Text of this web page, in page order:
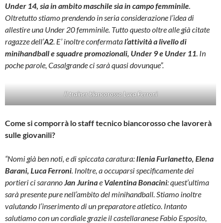
Under 14, sia in ambito maschile sia in campo femminile
Oltretutto stiamo prendendo in seria considerazione l’idea di
allestire una Under 20 femminile. Tutto questo oltre alle già citate
ragazze dell’A2 . E’ inoltre confermatal’attività a livello di
minihandball e squadre promozionali, Under 9 e Under 11 . In
poche parole, Casalgrande ci sarà quasi dovunque”.
Il trainer biancorosso Luca Ferroni
Come si comporrà lo staff tecnico biancorosso che lavorerà
sulle giovanili?
“Nomi già ben noti, e di spiccata caratura: Ilenia Furlanetto, Elena
Barani, Luca Ferroni . Inoltre, a occuparsi specificamente dei
portieri ci saranno Jan Jurinae Valentina Bonacini: quest’ultima
sarà presente pure nell’ambito del minihandball. Stiamo inoltre
valutando l’inserimento di un preparatore atletico. Intanto
salutiamo con un cordiale grazie il castellaranese Fabio Esposito,